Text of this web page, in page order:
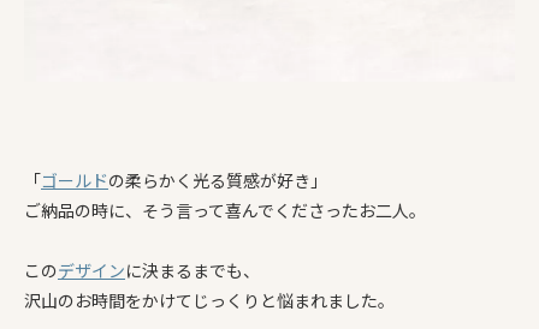
「ゴールドの柔らかく光る質感が好き」
ご納品の時に、そう言って喜んでくださったお二人。
このデザインに決まるまでも、
沢山のお時間をかけてじっくりと悩まれました。